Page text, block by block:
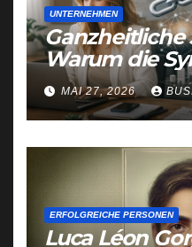
UNTERNEHMEN
Ganzheitliche
Warum die
Linkbuilding,
GEO die
Sichtbarkeit
MAI 27, 2026
ERFOLGREICHE PERSONEN
Luca Léon